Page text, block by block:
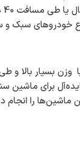
خودروهای سبک و
بسیار بالا و
ماشین‌ها را انجام